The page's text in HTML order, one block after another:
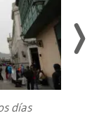
días